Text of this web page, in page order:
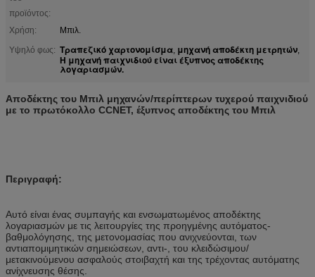
προϊόντος:
Χρήση:
Μπιλ.
Υψηλό φως: Τραπεζικό χαρτονομίσμα, μηχανή αποδέκτη μετρητών,
Η μηχανή παιχνιδιού είναι έξυπνος αποδέκτης
λογαριασμών.
Αποδέκτης του Μπιλ μηχανών/περίπτερων τυχερού παιχνιδιού
με το πρωτόκολλο CCNET, έξυπνος αποδέκτης του Μπιλ
Περιγραφή:
Αυτό είναι ένας συμπαγής και ενσωματωμένος αποδέκτης
λογαριασμών με τις λειτουργίες της προηγμένης αυτόματος-
βαθμολόγησης, της μετονομασίας που ανιχνεύονται, των
αντιαπομιμητικών σημειώσεων, αντι-, του κλειδώσιμου/
μετακινούμενου ασφαλούς στοιβαχτή και της τρέχοντας αυτόματης
ανίχνευσης θέσης.